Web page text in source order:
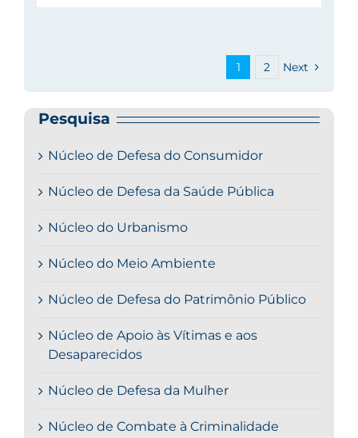
1 2 Next
Pesquisa
Núcleo de Defesa do Consumidor
Núcleo de Defesa da Saúde Pública
Núcleo do Urbanismo
Núcleo do Meio Ambiente
Núcleo de Defesa do Patrimônio Público
Núcleo de Apoio às Vítimas e aos
Desaparecidos
Núcleo de Defesa da Mulher
Núcleo de Combate à Criminalidade